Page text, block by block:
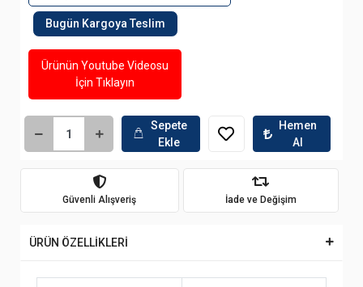
Bugün Kargoya Teslim
Ürünün Youtube Videosu
İçin Tıklayın
Sepete
Ekle
Hemen
Al
Güvenli Alışveriş İade ve Değişim
ÜRÜN ÖZELLİKLERİ